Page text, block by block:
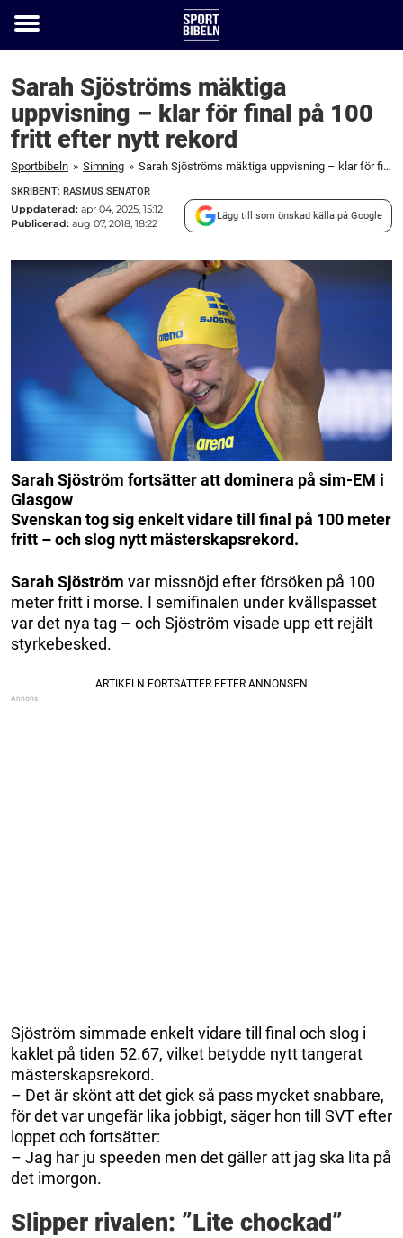
Toggle
Sarah Sjöströms mäktiga
uppvisning – klar för final på 100
fritt efter nytt rekord
Sportbibeln » Simning » Sarah Sjöströms mäktiga uppvisning – klar för final på 100 fritt efter nytt rekord
SKRIBENT: RASMUS SENATOR
Uppdaterad: apr 04, 2025, 15:12
Publicerad: aug 07, 2018, 18:22
Lägg till som önskad källa på Google
Sarah Sjöström fortsätter att dominera på sim-EM i
Glasgow
Svenskan tog sig enkelt vidare till final på 100 meter
fritt – och slog nytt mästerskapsrekord.
Sarah Sjöström var missnöjd efter försöken på 100
meter fritt i morse. I semifinalen under kvällspasset
var det nya tag – och Sjöström visade upp ett rejält
styrkebesked.
Sjöström simmade enkelt vidare till final och slog i
kaklet på tiden 52.67, vilket betydde nytt tangerat
mästerskapsrekord.
– Det är skönt att det gick så pass mycket snabbare,
för det var ungefär lika jobbigt, säger hon till SVT efter
loppet och fortsätter:
– Jag har ju speeden men det gäller att jag ska lita på
det imorgon.
Slipper rivalen: ”Lite chockad”